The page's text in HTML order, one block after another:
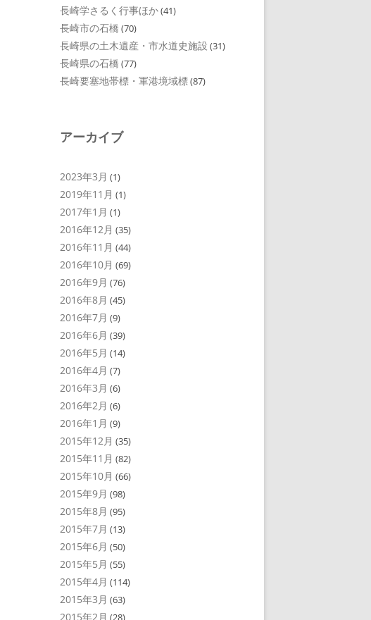
長崎学さるく行事ほか(41)
長崎市の石橋 (70)
長崎県の土木遺産・市水道史施設 (31)
長崎県の石橋 (77)
長崎要塞地帯標・軍港境域標(87)
アーカイブ
2023年3月 (1)
2019年11月 (1)
2017年1月 (1)
2016年12月 (35)
2016年11月 (44)
2016年10月 (69)
2016年9月 (76)
2016年8月 (45)
2016年7月 (9)
2016年6月 (39)
2016年5月 (14)
2016年4月 (7)
2016年3月 (6)
2016年2月 (6)
2016年1月 (9)
2015年12月 (35)
2015年11月 (82)
2015年10月 (66)
2015年9月 (98)
2015年8月 (95)
2015年7月 (13)
2015年6月 (50)
2015年5月 (55)
2015年4月 (114)
2015年3月 (63)
2015年2月 (28)